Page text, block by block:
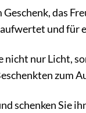
das
und für
nicht nur Licht,
zum
schenken Sie